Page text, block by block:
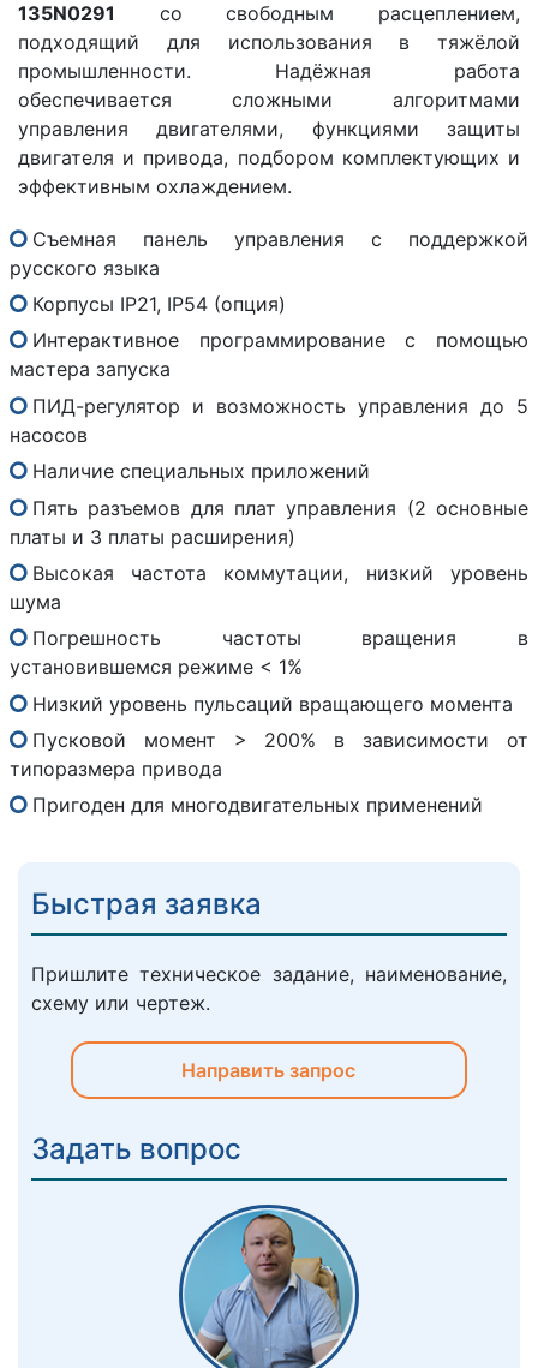
135N0291 со свободным расцеплением,
подходящий для использования в тяжёлой
промышленности. Надёжная работа
обеспечивается сложными алгоритмами
управления двигателями, функциями защиты
двигателя и привода, подбором комплектующих и
эффективным охлаждением.
Съемная панель управления с поддержкой
русского языка
Корпусы IP21, IP54 (опция)
Интерактивное программирование с помощью
мастера запуска
ПИД-регулятор и возможность управления до 5
насосов
Наличие специальных приложений
Пять разъемов для плат управления (2 основные
платы и 3 платы расширения)
Высокая частота коммутации, низкий уровень
шума
Погрешность частоты вращения в
установившемся режиме < 1%
Низкий уровень пульсаций вращающего момента
Пусковой момент > 200% в зависимости от
типоразмера привода
Пригоден для многодвигательных применений
Быстрая заявка
Пришлите техническое задание, наименование,
схему или чертеж.
Направить запрос
Задать вопрос